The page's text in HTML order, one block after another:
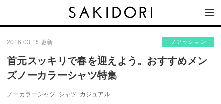
2016.03.15 更新 ファッション
首元スッキリで春を迎えよう。おすすめメン
ズノーカラーシャツ特集
ノーカラーシャツ シャツ カジュアル